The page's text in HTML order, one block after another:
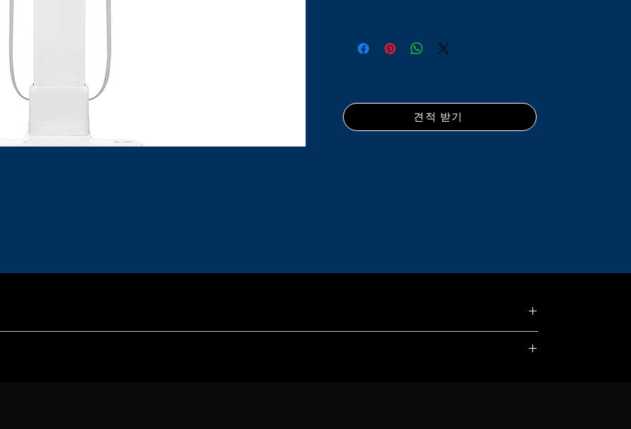
website” are the property of their respective owners and if they appear with the listed products, it is only used for the
claim as association with the mark owners, unless otherwise so specified.
견적 받기